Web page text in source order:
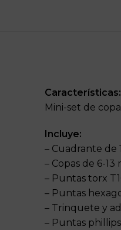
Características:
Mini-set de
Incluye:
– Cuadrante de
– Copas de 6-13
– Puntas torx
– Puntas
– Trinquete y
– Puntas